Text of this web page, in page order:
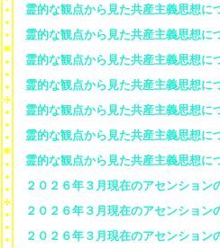
霊的な観点から見た共産主義思想
霊的な観点から見た共産主義思想
霊的な観点から見た共産主義思想
霊的な観点から見た共産主義思想
霊的な観点から見た共産主義思想
霊的な観点から見た共産主義思想
霊的な観点から見た共産主義思想
２０２６年３月現在のアセンショ
２０２６年３月現在のアセンショ
２０２６年３月現在のアセンショ